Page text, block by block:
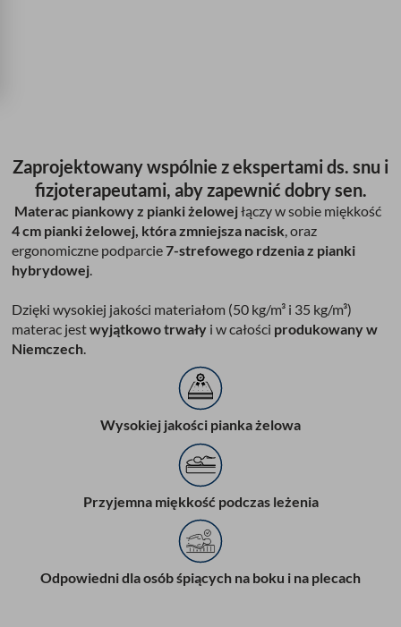
Zaprojektowany wspólnie z ekspertami ds. snu i
fizjoterapeutami, aby zapewnić dobry sen.
Materac piankowy z pianki żelowejłączy w sobie miękkość
4 cm pianki żelowej, która zmniejsza nacisk, oraz
ergonomiczne podparcie7-strefowego rdzenia z pianki
hybrydowej.
Dzięki wysokiej jakości materiałom (50 kg/m³ i 35 kg/m³)
materac jestwyjątkowo trwały i w całości produkowany w
Niemczech.
Wysokiej jakości pianka żelowa
Przyjemna miękkość podczas leżenia
Odpowiedni dla osób śpiących na boku i na plecach